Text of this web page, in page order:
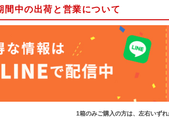
間中の出荷と営業について
1箱のみご購入の方は、左右いず